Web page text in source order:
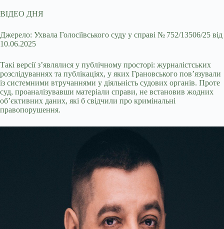
ВІДЕО ДНЯ
Джерело: Ухвала Голосіївського суду у справі № 752/13506/25 від
10.06.2025
Такі версії з’являлися у публічному просторі: журналістських
розслідуваннях та публікаціях, у яких Грановського пов’язували
із системними втручаннями у діяльність судових органів. Проте
суд, проаналізувавши матеріали справи, не встановив жодних
об’єктивних даних, які б свідчили про кримінальні
правопорушення.